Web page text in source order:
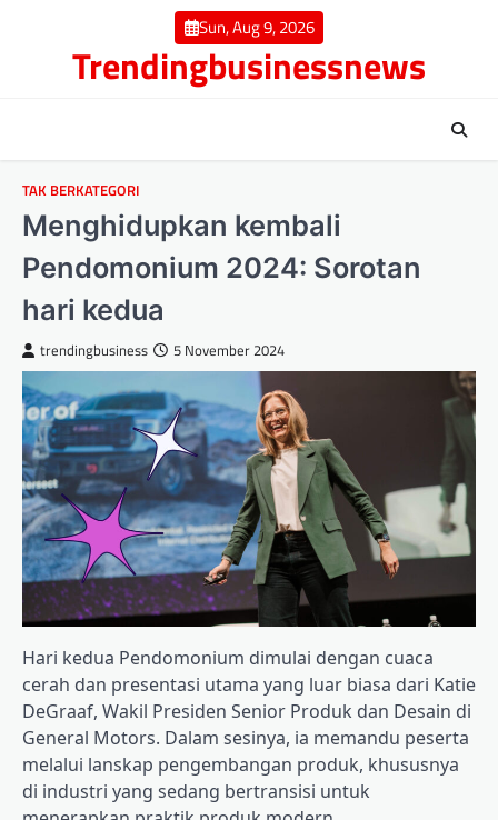
Sun, Aug 9, 2026
Trendingbusinessnews
TAK BERKATEGORI
Menghidupkan kembali
Pendomonium 2024: Sorotan
hari kedua
trendingbusiness 5 November 2024
Hari kedua Pendomonium dimulai dengan cuaca
cerah dan presentasi utama yang luar biasa dari Katie
DeGraaf, Wakil Presiden Senior Produk dan Desain di
General Motors. Dalam sesinya, ia memandu peserta
melalui lanskap pengembangan produk, khususnya
di industri yang sedang bertransisi untuk